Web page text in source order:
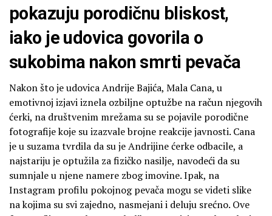
pokazuju porodičnu bliskost,
iako je udovica govorila o
sukobima nakon smrti pevača
Nakon što je udovica Andrije Bajića, Mala Cana, u
emotivnoj izjavi iznela ozbiljne optužbe na račun njegovih
ćerki, na društvenim mrežama su se pojavile porodične
fotografije koje su izazvale brojne reakcije javnosti. Cana
je u suzama tvrdila da su je Andrijine ćerke odbacile, a
najstariju je optužila za fizičko nasilje, navodeći da su
sumnjale u njene namere zbog imovine. Ipak, na
Instagram profilu pokojnog pevača mogu se videti slike
na kojima su svi zajedno, nasmejani i deluju srećno. Ove